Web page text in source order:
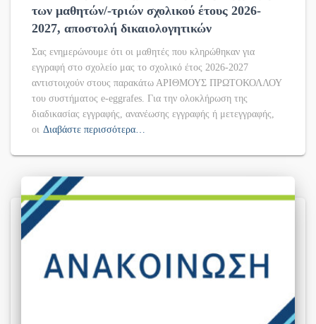
των μαθητών/-τριών σχολικού έτους 2026-
2027, αποστολή δικαιολογητικών
Σας ενημερώνουμε ότι οι μαθητές που κληρώθηκαν για
εγγραφή στο σχολείο μας το σχολικό έτος 2026-2027
αντιστοιχούν στους παρακάτω ΑΡΙΘΜΟΥΣ ΠΡΩΤΟΚΟΛΛΟΥ
του συστήματος e-eggrafes. Για την ολοκλήρωση της
διαδικασίας εγγραφής, ανανέωσης εγγραφής ή μετεγγραφής,
οι Διαβάστε περισσότερα…